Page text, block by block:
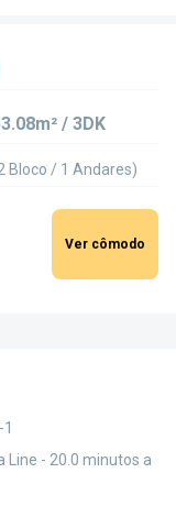
/ 3DK
Bloco / 1 Andares)
Ver cômodo
Line - 20.0 minutos a